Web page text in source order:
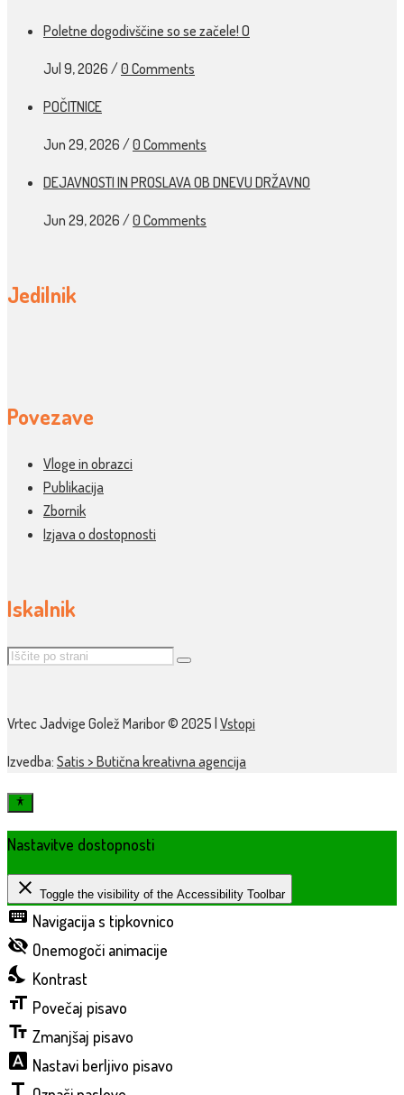
Poletne dogodivščine so se začele! O
Jul 9, 2026 /0 Comments
POČITNICE
Jun 29, 2026 /0 Comments
DEJAVNOSTI IN PROSLAVA OB DNEVU DRŽAVNO
Jun 29, 2026 /0 Comments
Jedilnik
Povezave
Vloge in obrazci
Publikacija
Zbornik
Izjava o dostopnosti
Iskalnik
Vrtec Jadvige Golež Maribor © 2025 | Vstopi
Izvedba: Satis > Butična kreativna agencija
Nastavitve dostopnosti
close Toggle the visibility of the Accessibility Toolbar
keyboard Navigacija s tipkovnico
visibility_off Onemogoči animacije
nights_stay Kontrast
format_size Povečaj pisavo
text_fields Zmanjšaj pisavo
font_download Nastavi berljivo pisavo
title